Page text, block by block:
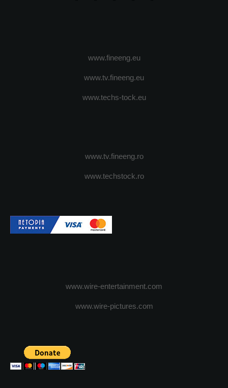
www.fineeng.eu
www.tv.fineeng.eu
www.techs-tock.eu
www.tv.fineeng.ro
www.techstock.ro
www.wire-entertainment.com
www.wire-pictures.com